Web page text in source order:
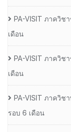
PA-VISIT ภาควิช
เดือน
PA-VISIT ภาควิช
เดือน
PA-VISIT ภาควิช
รอบ 6 เดือน